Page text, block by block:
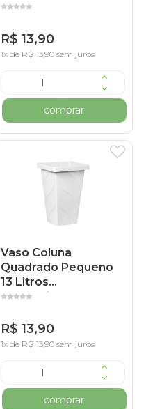
R$ 13,90
1x de R$ 13,90 sem juros
comprar
Vaso Coluna
Quadrado Pequeno
13 Litros
Marmorizado
R$ 13,90
1x de R$ 13,90 sem juros
comprar